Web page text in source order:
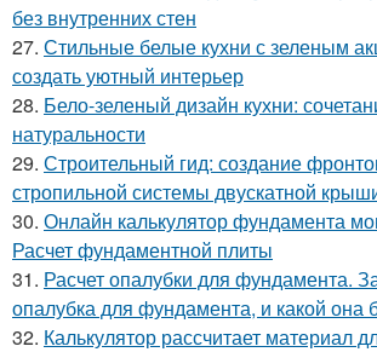
без внутренних стен
27. Стильные белые кухни с зеленым
создать уютный интерьер
28. Бело-зеленый дизайн кухни:
натуральности
29. Строительный гид: создание
стропильной системы двускатной
30. Онлайн калькулятор фундамента
Расчет фундаментной плиты
31. Расчет опалубки для фундамента.
опалубка для фундамента, и какой она
32. Калькулятор рассчитает материал